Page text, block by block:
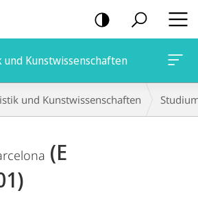
Kunstwissenschaften
und Kunstwissenschaften
(E